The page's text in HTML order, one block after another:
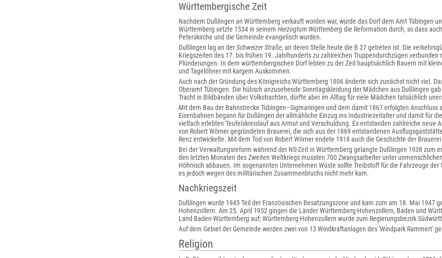
Württembergische Zeit
Nachdem Dußlingen an Württemberg verkauft worden war, wurde das Dorf dem Amt Tübingen
Württemberg setzte 1534 in seinem Herzogtum Württembergdie Reformation durch, so dass
Peterskirche und die Gemeinde evangelisch wurden.
Dußlingen lag an derSchweizer Straße, an deren Stelle heute die B 27 getreten ist. Die
Kriegszeiten des 17. bis frühen 19. Jahrhunderts zu zahlreichen Truppendurchzügen verbunden
Plünderungen. In dem württembergischen Dorf lebten zu der Zeit hauptsächlich Bauern mit
und Tagelöhner mit kargem Auskommen.
Auch nach der Gründung des Königreichs Württemberg 1806 änderte sich zunächst nicht viel.
Oberamt Tübingen. Die hübsch anzusehende Sonntagskleidung der Mädchen aus Dußlingen
Tracht in Bildbänden über Volkstrachten, dürfte aber im Alltag für viele Mädchen tatsächlich
Mit dem Bau der Bahnstrecke Tübingen–Sigmaringen und dem damit 1867 erfolgten Anschluss
Eisenbahnen begann für Dußlingen der allmähliche Einzug ins Industriezeitalter und damit für
vielfach erlebten Teufelskreislauf aus Armut und Verschuldung. Es entstanden zahlreiche neue
von Robert Wörner gegründeten Brauerei, die sich aus der 1869 entstandenen
Renz entwickelte. Mit dem Tod von Robert Wörner endete 1918 auch die Geschichte der
Bei der Verwaltungsreform während der NS-Zeit in Württemberg gelangte Dußlingen 1938 zum
den letzten Monaten des Zweiten Weltkriegs mussten 700 Zwangsarbeiter unter
Höhnisch abbauen. Im sogenannten Unternehmen Wüste sollte Treibstoff für die Fahrzeuge
es jedoch wegen des militärischen Zusammenbruchs nicht mehr kam.
Nachkriegszeit
Dußlingen wurde 1945 Teil der Französischen Besatzungszone und kam zum am 18. Mai 1947
Hohenzollern. Am 25. April 1952 gingen die Länder Württemberg-Hohenzollern, Baden und
Land Baden-Württemberg auf; Württemberg-Hohenzollern wurde zum Regierungsbezirk
Auf dem Gebiet der Gemeinde werden zwei von 13 Windkraftanlagen des 'Windpark Rammert'
Religion